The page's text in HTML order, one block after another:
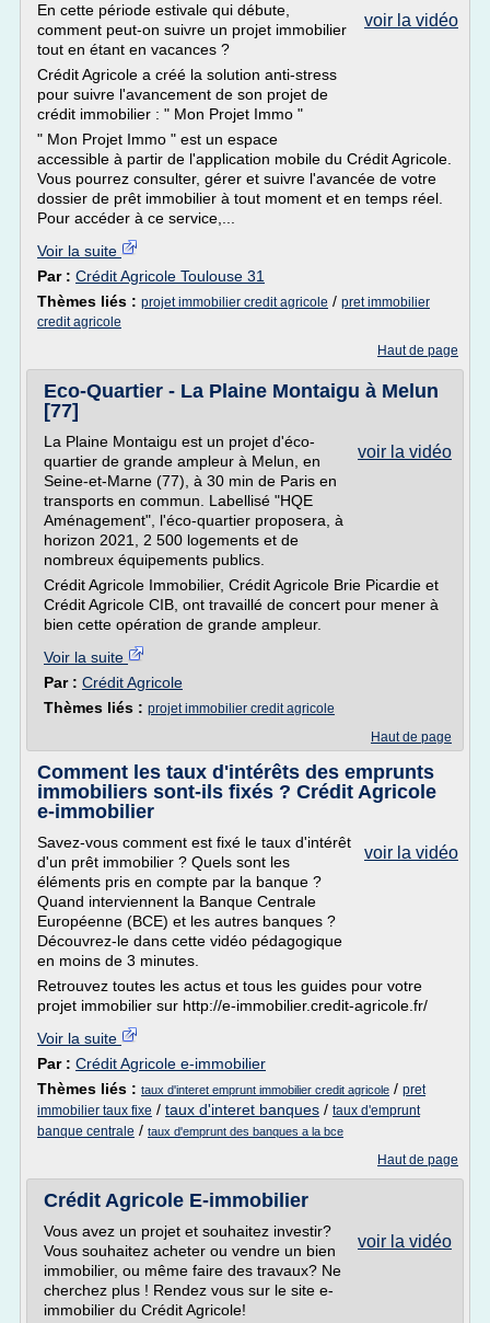
voir la vidéo
En cette période estivale qui débute,
comment peut-on suivre un projet immobilier
tout en étant en vacances ?
Crédit Agricole a créé la solution anti-stress
pour suivre l'avancement de son projet de
crédit immobilier : " Mon Projet Immo "
" Mon Projet Immo " est un espace
accessible à partir de l'application mobile du Crédit Agricole.
Vous pourrez consulter, gérer et suivre l'avancée de votre
dossier de prêt immobilier à tout moment et en temps réel.
Pour accéder à ce service,...
Voir la suite
Par : Crédit Agricole Toulouse 31
Thèmes liés : projet immobilier credit agricole / pret immobilier
credit agricole
Haut de page
Eco-Quartier - La Plaine Montaigu à Melun
[77]
voir la vidéo
La Plaine Montaigu est un projet d'éco-
quartier de grande ampleur à Melun, en
Seine-et-Marne (77), à 30 min de Paris en
transports en commun. Labellisé "HQE
Aménagement", l'éco-quartier proposera, à
horizon 2021, 2 500 logements et de
nombreux équipements publics.
Crédit Agricole Immobilier, Crédit Agricole Brie Picardie et
Crédit Agricole CIB, ont travaillé de concert pour mener à
bien cette opération de grande ampleur.
Voir la suite
Par : Crédit Agricole
Thèmes liés : projet immobilier credit agricole
Haut de page
Comment les taux d'intérêts des emprunts
immobiliers sont-ils fixés ? Crédit Agricole
e-immobilier
voir la vidéo
Savez-vous comment est fixé le taux d'intérêt
d'un prêt immobilier ? Quels sont les
éléments pris en compte par la banque ?
Quand interviennent la Banque Centrale
Européenne (BCE) et les autres banques ?
Découvrez-le dans cette vidéo pédagogique
en moins de 3 minutes.
Retrouvez toutes les actus et tous les guides pour votre
projet immobilier sur http://e-immobilier.credit-agricole.fr/
Voir la suite
Par : Crédit Agricole e-immobilier
Thèmes liés : taux d'interet emprunt immobilier credit agricole / pret
immobilier taux fixe / taux d'interet banques / taux d'emprunt
banque centrale / taux d'emprunt des banques a la bce
Haut de page
Crédit Agricole E-immobilier
voir la vidéo
Vous avez un projet et souhaitez investir?
Vous souhaitez acheter ou vendre un bien
immobilier, ou même faire des travaux? Ne
cherchez plus ! Rendez vous sur le site e-
immobilier du Crédit Agricole!